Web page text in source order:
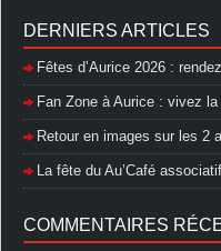
DERNIERS ARTICLES
Fêtes d’Aurice 2026 :
Fan Zone à Aurice : vivez
Retour en images sur les 2
La fête du Au’Café
COMMENTAIRES